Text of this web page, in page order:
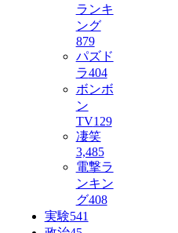
ランキ
ング
879
パズド
ラ404
ボンボ
ン
TV129
凄笑
3,485
電撃ラ
ンキン
グ408
実験541